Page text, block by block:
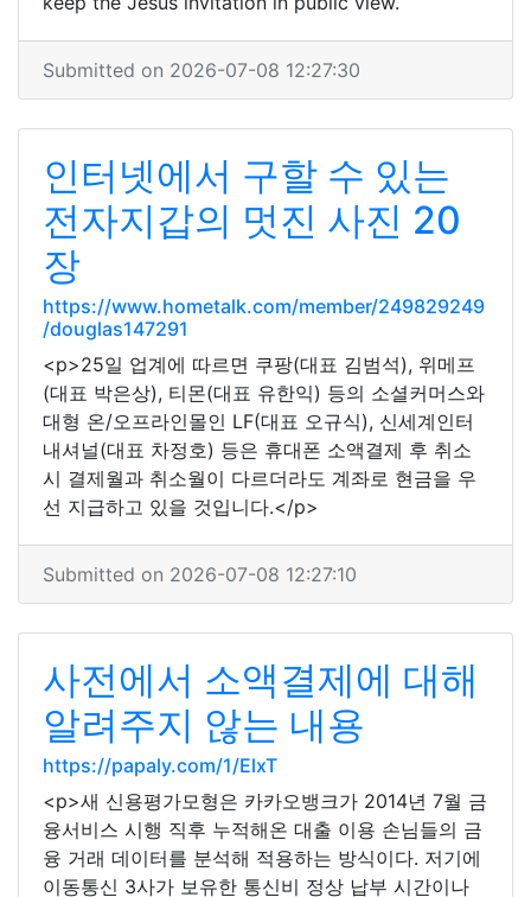
Submitted on 2026-07-08 12:27:30
인터넷에서 구할 수 있는
전자지갑의 멋진 사진 20
장
https://www.hometalk.com/member/249829249
/douglas147291
<p>25일 업계에 따르면 쿠팡(대표 김범석), 위메프
(대표 박은상), 티몬(대표 유한익) 등의 소셜커머스와
대형 온/오프라인몰인 LF(대표 오규식), 신세계인터
내셔널(대표 차정호) 등은 휴대폰 소액결제 후 취소
시 결제월과 취소월이 다르더라도 계좌로 현금을 우
선 지급하고 있을 것입니다.</p>
Submitted on 2026-07-08 12:27:10
사전에서 소액결제에 대해
알려주지 않는 내용
https://papaly.com/1/ElxT
<p>새 신용평가모형은 카카오뱅크가 2014년 7월 금
융서비스 시행 직후 누적해온 대출 이용 손님들의 금
융 거래 데이터를 분석해 적용하는 방식이다. 저기에
이동통신 3사가 보유한 통신비 정상 납부 시간이나